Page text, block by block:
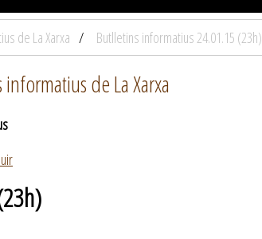
de La Xarxa Butlletins informatius 24.01.15 (23h)
de La Xarxa